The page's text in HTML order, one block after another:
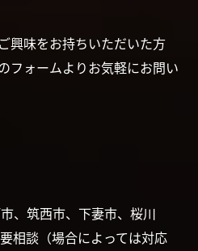
興味をお持ちいただいた方
フォームよりお気軽にお問い
、筑西市、下妻市、桜川
相談（場合によっては対応